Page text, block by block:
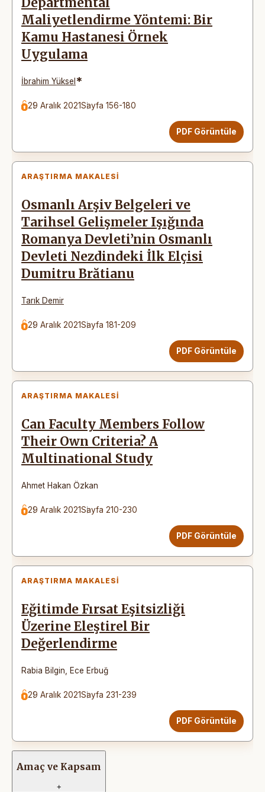
Maliyetlendirme Yöntemi: Bir
Kamu Hastanesi Örnek
Uygulama
İbrahim Yüksel *
29 Aralık 2021Sayfa 156-180
PDF Görüntüle
ARAŞTIRMA MAKALESI
Osmanlı Arşiv Belgeleri ve
Tarihsel Gelişmeler Işığında
Romanya Devleti’nin Osmanlı
Devleti Nezdindeki İlk Elçisi
Dumitru Brătianu
Tarık Demir
29 Aralık 2021Sayfa 181-209
PDF Görüntüle
ARAŞTIRMA MAKALESI
Can Faculty Members Follow
Their Own Criteria? A
Multinational Study
Ahmet Hakan Özkan
29 Aralık 2021Sayfa 210-230
PDF Görüntüle
ARAŞTIRMA MAKALESI
Eğitimde Fırsat Eşitsizliği
Üzerine Eleştirel Bir
Değerlendirme
Rabia Bilgin Ece Erbuğ
29 Aralık 2021Sayfa 231-239
PDF Görüntüle
Amaç ve Kapsam
+